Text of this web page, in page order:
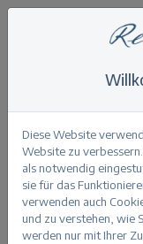
Tessy
Zurück
Tessy CRP
Diese Website
Website zu
als notwendig
sie für das
verwenden auch
und zu verstehen, wie
werden nur mit Ihrer